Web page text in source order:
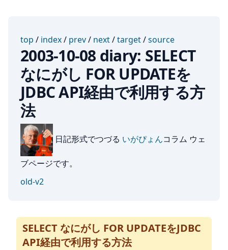
top / index/ prev/ next/target/source
2003-10-08 diary: SELECT
なにがし FOR UPDATEを
JDBC API経由で利用する方
法
日記形式でつづる いがぴょんコラム ウェ
ブページです。
old-v2
SELECT なにがし FOR UPDATEをJDBC
API経由で利用する方法